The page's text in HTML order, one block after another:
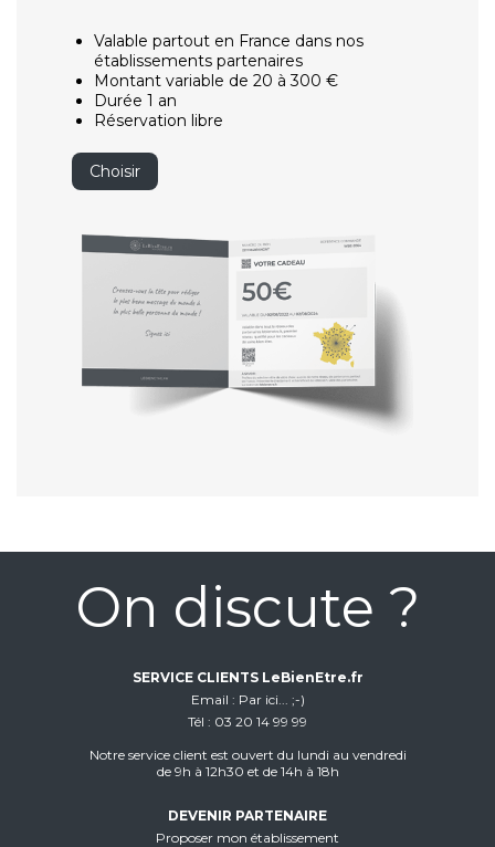
Valable partout en France dans nos
établissements partenaires
Montant variable de 20 à 300 €
Durée 1 an
Réservation libre
Choisir
On discute ?
SERVICE CLIENTS LeBienEtre.fr
Email
Par ici... ;-)
Tél
03 20 14 99 99
Notre service client est ouvert du lundi au vendredi
de 9h à 12h30 et de 14h à 18h
DEVENIR PARTENAIRE
Proposer mon établissement